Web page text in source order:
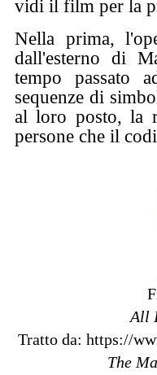
vidi il film per la
Nella prima,
dall'esterno di
tempo passato
sequenze di
al loro posto, la
persone che il
All
Tratto da: https://
The